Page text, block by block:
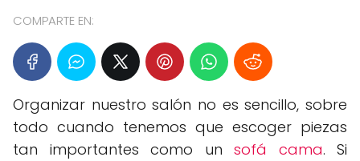
COMPARTE EN:
Organizar nuestro salón no es sencillo, sobre
todo cuando tenemos que escoger piezas
tan importantes como un sofá cama. Si